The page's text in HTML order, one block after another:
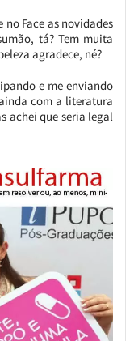
Face as novidades
tá? Tem muita
agradece, né?
e me enviando
com a literatura
achei que seria legal